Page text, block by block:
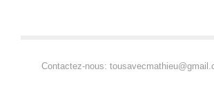
Contactez-nous: